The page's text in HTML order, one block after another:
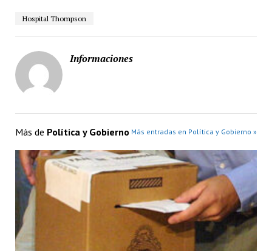
Hospital Thompson
Informaciones
Más de Política y Gobierno Más entradas en Política y Gobierno »